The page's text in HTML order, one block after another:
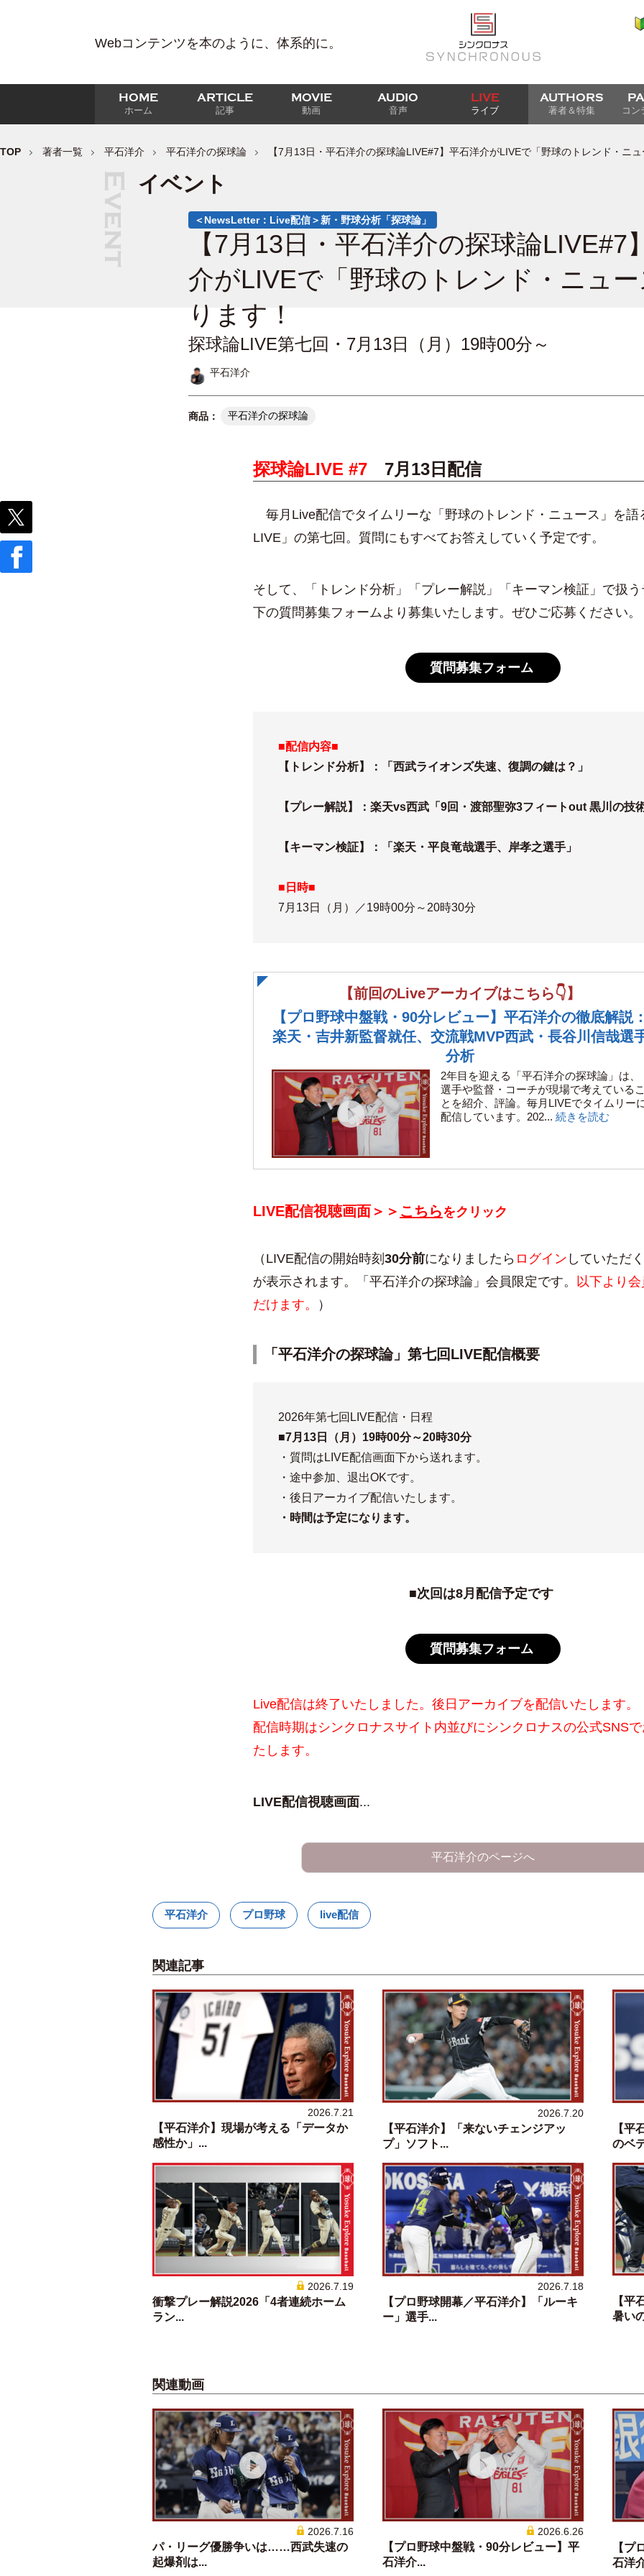
Webコンテンツを本のように、体系的に。
HOME
ホーム
ARTICLE
記事
MOVIE
動画
AUDIO
音声
LIVE
ライブ
AUTHORS
著者＆特集 コン
TOP 著者一覧 平石洋介 平石洋介の探球論 【7月13日・平石洋介の探球論LIVE#7】平石洋介がLIVEで「野球のトレンド・ニ
イベント
＜NewsLetter：Live配信＞新・野球分析「探球論」
【7月13日・平石洋介の探球論LIVE#7
介がLIVEで「野球のトレンド・ニュ
ります！
探球論LIVE第七回・7月13日（月）19時00分～
平石洋介
平石洋介の探球論
探球論LIVE #7 7月13日配信
毎月Live配信でタイムリーな「野球のトレンド・ニュース」を語
LIVE」の第七回。質問にもすべてお答えしていく予定です。
そして、「トレンド分析」「プレー解説」「キーマン検証」で扱
下の質問募集フォームより募集いたします。ぜひご応募ください。
質問募集フォーム
■配信内容■
【トレンド分析】：「西武ライオンズ失速、復調の鍵は？」
【プレー解説】：楽天vs西武「9回・渡部聖弥3フィートout 黒川の技
【キーマン検証】：「楽天・平良竜哉選手、岸孝之選手」
■日時■
7月13日（月）／19時00分～20時30分
【前回のLiveアーカイブはこちら👇】
【プロ野球中盤戦・90分レビュー】平石洋介の徹底解説
楽天・吉井新監督就任、交流戦MVP西武・長谷川信哉選
分析
2年目を迎える「平石洋介の探球論」は、
選手や監督・コーチが現場で考えている
とを紹介、評論。毎月LIVEでタイムリー
配信しています。202... 続きを読む
LIVE配信視聴画面＞＞ こちらをクリック
（LIVE配信の開始時刻 30分前になりましたら ログイン していただ
が表示されます。「平石洋介の探球論」会員限定です。 以下より
だけます。
）
「平石洋介の探球論」第七回LIVE配信概要
2026年第七回LIVE配信・日程
■7月13日（月）19時00分～20時30分
・質問はLIVE配信画面下から送れます。
・途中参加、退出OKです。
・後日アーカイブ配信いたします。
・時間は予定になります。
■次回は8月配信予定です
質問募集フォーム
Live配信は終了いたしました。後日アーカイブを配信いたします。
配信時期はシンクロナスサイト内並びにシンクロナスの公式SNS
たします。
LIVE配信視聴画面...
平石洋介のページへ
平石洋介 プロ野球 live配信
関連記事
2026.7.21
【平石洋介】現場が考える「データか
感性か」...
2026.7.20
【平石洋介】「来ないチェンジアッ
プ」ソフト...
【平
のベ
2026.7.19
衝撃プレー解説2026「4者連続ホーム
ラン...
2026.7.18
【プロ野球開幕／平石洋介】「ルーキ
ー」選手...
【平
暑い
関連動画
2026.7.16
パ・リーグ優勝争いは……西武失速の
起爆剤は...
2026.6.26
【プロ野球中盤戦・90分レビュー】平
石洋介...
【プ
石洋